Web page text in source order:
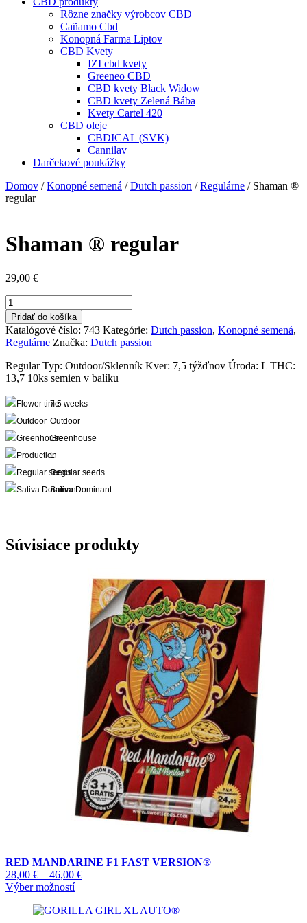
Rôzne značky výrobcov CBD
Cañamo Cbd
Konopná Farma Liptov
CBD Kvety
IZI cbd kvety
Greeneo CBD
CBD kvety Black Widow
CBD kvety Zelená Bába
Kvety Cartel 420
CBD oleje
CBDICAL (SVK)
Cannilav
Darčekové poukážky
Domov /Konopné semená /Dutch passion /Regulárne / Shaman ®
regular
Shaman ® regular
29,00 €
množstvo
Shaman
®
regular
Pridať do košíka
Katalógové číslo: 743 Kategórie: Dutch passion, Konopné semená,
Regulárne Značka: Dutch passion
Regular Typ: Outdoor/Sklenník Kver: 7,5 týžďnov Úroda: L THC:
13,7 10ks semien v balíku
7.5 weeks
Outdoor
Greenhouse
L
Regular seeds
Sativa Dominant
Súvisiace produkty
RED MANDARINE F1 FAST VERSION®
28,00 € – 46,00 €Price
through
Výber možnostíTento
má